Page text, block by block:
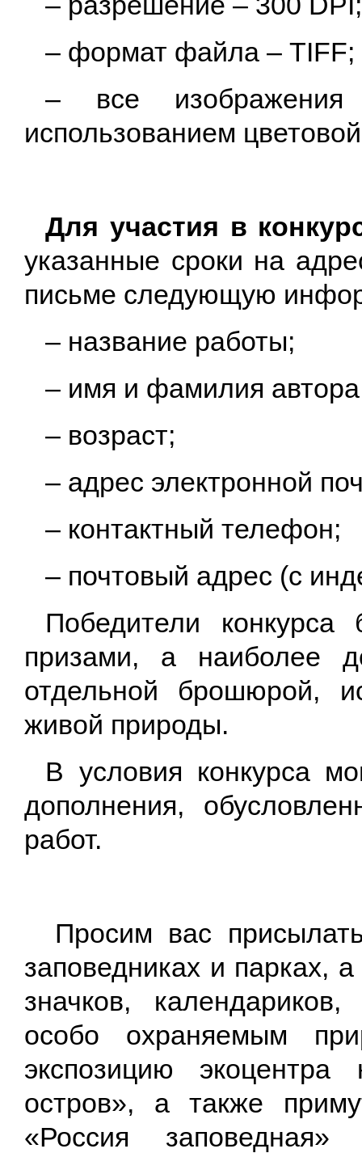
– формат файла – TIFF;
– все
использованием
Для участия в
указанные сроки на
письме следующую
– название работы;
– имя и фамилия
– возраст;
– адрес электронной
– контактный телефон;
– почтовый адрес (с
Победители
призами, а наиболее
отдельной брошюрой,
живой природы.
В условия конкурса
дополнения,
работ.
Просим вас
заповедниках и парках,
значков, календариков,
особо охраняемым
экспозицию экоцентра
остров», а также
«Россия заповедная»